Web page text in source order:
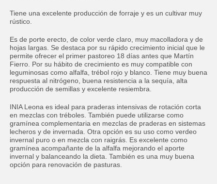
Tiene una excelente producción de forraje y es un cultivar muy
rústico.
Es de porte erecto, de color verde claro, muy macolladora y de
hojas largas. Se destaca por su rápido crecimiento inicial que le
permite ofrecer el primer pastoreo 18 días antes que Martín
Fierro. Por su hábito de crecimiento es muy compatible con
leguminosas como alfalfa, trébol rojo y blanco. Tiene muy buena
respuesta al nitrógeno, buena resistencia a la sequía, alta
producción de semillas y excelente resiembra.
INIA Leona es ideal para praderas intensivas de rotación corta
en mezclas con tréboles. También puede utilizarse como
gramínea complementaria en mezclas de praderas en sistemas
lecheros y de invernada. Otra opción es su uso como verdeo
invernal puro o en mezcla con raigrás. Es excelente como
gramínea acompañante de la alfalfa mejorando el aporte
invernal y balanceando la dieta. También es una muy buena
opción para renovación de pasturas.
Código de área:
Teléfono: Obligatorio
Correo Obligatorio
Departamento Obligatorio
Actividad